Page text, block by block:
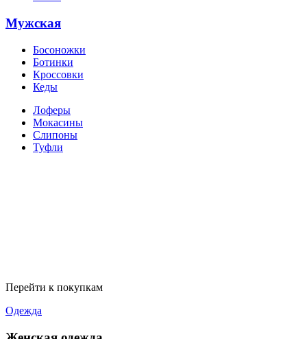
Мужская
Босоножки
Ботинки
Кроссовки
Кеды
Лоферы
Мокасины
Слипоны
Туфли
Перейти к покупкам
Одежда